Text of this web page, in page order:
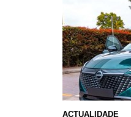
ACTUALIDADE